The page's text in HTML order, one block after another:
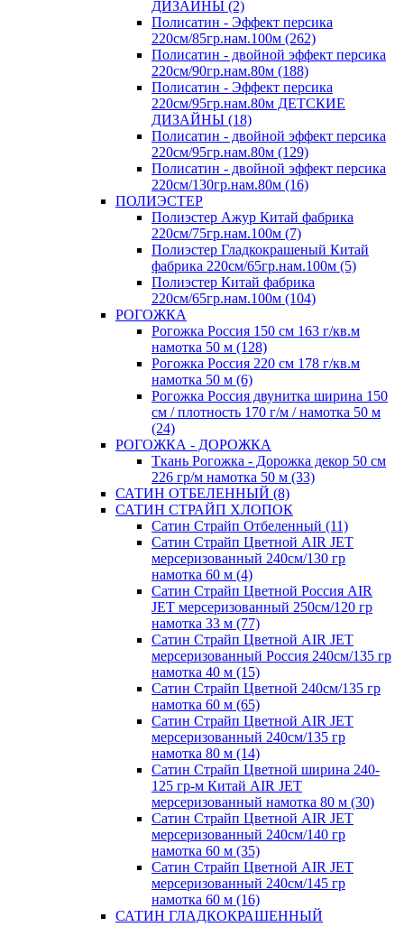
ДИЗАЙНЫ (2)
Полисатин - Эффект персика
220см/85гр.нам.100м (262)
Полисатин - двойной эффект персика
220см/90гр.нам.80м (188)
Полисатин - Эффект персика
220см/95гр.нам.80м ДЕТСКИЕ
ДИЗАЙНЫ (18)
Полисатин - двойной эффект персика
220см/95гр.нам.80м (129)
Полисатин - двойной эффект персика
220см/130гр.нам.80м (16)
ПОЛИЭСТЕР
Полиэстер Ажур Китай фабрика
220см/75гр.нам.100м (7)
Полиэстер Гладкокрашеный Китай
фабрика 220см/65гр.нам.100м (5)
Полиэстер Китай фабрика
220см/65гр.нам.100м (104)
РОГОЖКА
Рогожка Россия 150 см 163 г/кв.м
намотка 50 м (128)
Рогожка Россия 220 см 178 г/кв.м
намотка 50 м (6)
Рогожка Россия двунитка ширина 150
см / плотность 170 г/м / намотка 50 м
(24)
РОГОЖКА - ДОРОЖКА
Ткань Рогожка - Дорожка декор 50 см
226 гр/м намотка 50 м (33)
САТИН ОТБЕЛЕННЫЙ (8)
САТИН СТРАЙП ХЛОПОК
Сатин Страйп Отбеленный (11)
Сатин Страйп Цветной AIR JET
мерсеризованный 240см/130 гр
намотка 60 м (4)
Сатин Страйп Цветной Россия AIR
JET мерсеризованный 250см/120 гр
намотка 33 м (77)
Сатин Страйп Цветной AIR JET
мерсеризованный Россия 240см/135 гр
намотка 40 м (15)
Сатин Страйп Цветной 240см/135 гр
намотка 60 м (65)
Сатин Страйп Цветной AIR JET
мерсеризованный 240см/135 гр
намотка 80 м (14)
Сатин Страйп Цветной ширина 240-
125 гр-м Китай AIR JET
мерсеризованный намотка 80 м (30)
Сатин Страйп Цветной AIR JET
мерсеризованный 240см/140 гр
намотка 60 м (35)
Сатин Страйп Цветной AIR JET
мерсеризованный 240см/145 гр
намотка 60 м (16)
САТИН ГЛАДКОКРАШЕННЫЙ